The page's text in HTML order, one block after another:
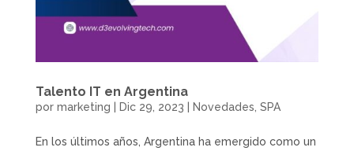
Talento IT en Argentina
por marketing Dic 29, 2023 Novedades SPA
En los últimos años, Argentina ha emergido como un